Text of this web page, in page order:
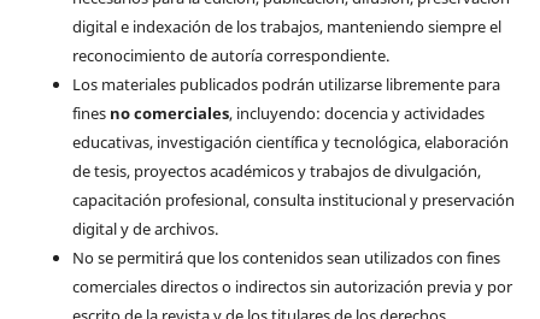
digital e indexación de los trabajos, manteniendo siempre el
reconocimiento de autoría correspondiente.
Los materiales publicados podrán utilizarse libremente para
fines no comerciales, incluyendo: docencia y actividades
educativas, investigación científica y tecnológica, elaboración
de tesis, proyectos académicos y trabajos de divulgación,
capacitación profesional, consulta institucional y preservación
digital y de archivos.
No se permitirá que los contenidos sean utilizados con fines
comerciales directos o indirectos sin autorización previa y por